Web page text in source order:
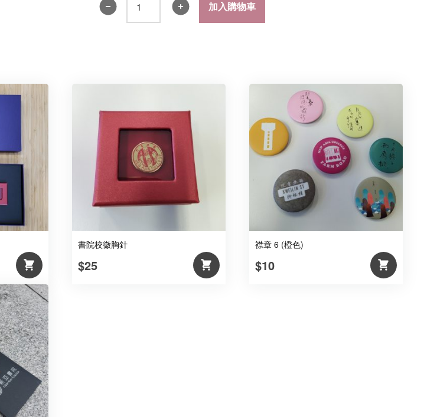
機
掛
繩
數
量
加入購物車
書院校徽胸針
$25
襟章 6 (橙色)
$10